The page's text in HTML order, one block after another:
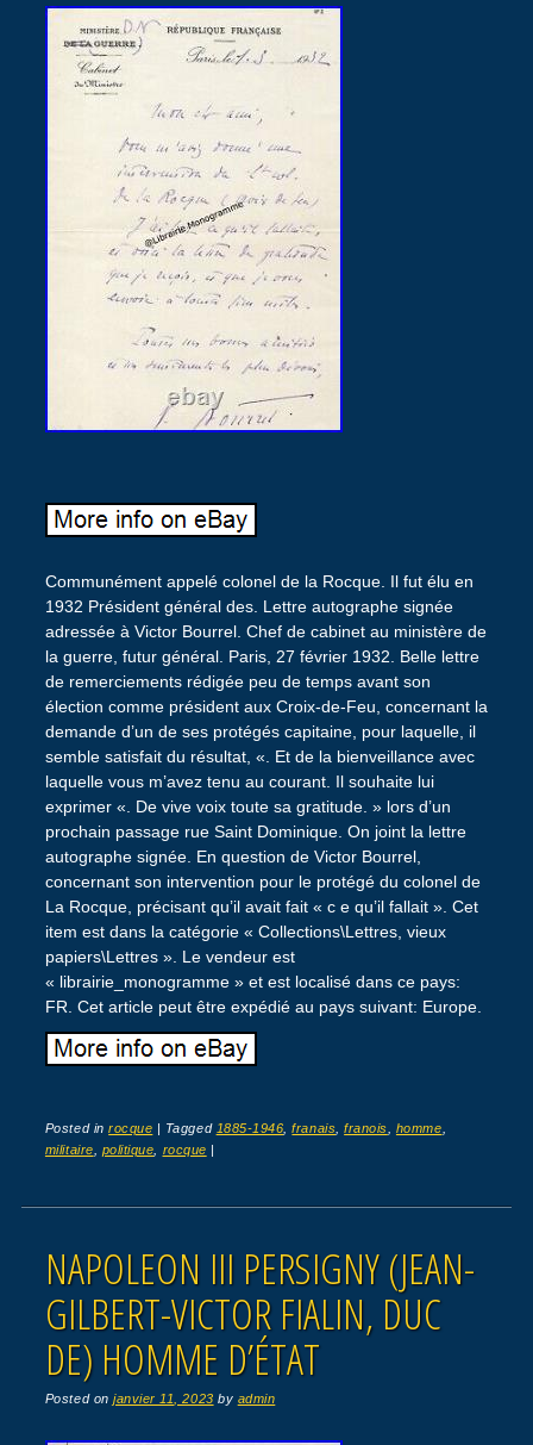
Communément appelé colonel de la Rocque. Il fut élu en
1932 Président général des. Lettre autographe signée
adressée à Victor Bourrel. Chef de cabinet au ministère de
la guerre, futur général. Paris, 27 février 1932. Belle lettre
de remerciements rédigée peu de temps avant son
élection comme président aux Croix-de-Feu, concernant la
demande d’un de ses protégés capitaine, pour laquelle, il
semble satisfait du résultat, «. Et de la bienveillance avec
laquelle vous m’avez tenu au courant. Il souhaite lui
exprimer «. De vive voix toute sa gratitude. » lors d’un
prochain passage rue Saint Dominique. On joint la lettre
autographe signée. En question de Victor Bourrel,
concernant son intervention pour le protégé du colonel de
La Rocque, précisant qu’il avait fait « c e qu’il fallait ». Cet
item est dans la catégorie « Collections\Lettres, vieux
papiers\Lettres ». Le vendeur est
« librairie_monogramme » et est localisé dans ce pays:
FR. Cet article peut être expédié au pays suivant: Europe.
Posted inrocque | Tagged 1885-1946 ,franais ,franois homme
militaire
politique rocque |
NAPOLEON III PERSIGNY (JEAN-
GILBERT-VICTOR FIALIN, DUC
DE) HOMME D’ÉTAT
Posted onjanvier 11, 2023 by admin